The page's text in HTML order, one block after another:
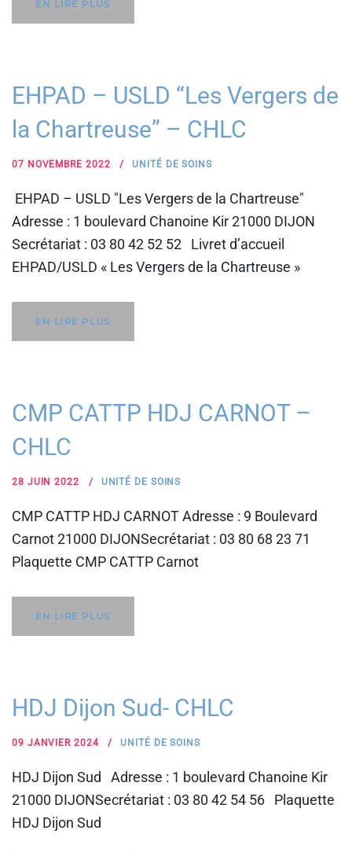
EN LIRE PLUS
EHPAD – USLD “Les Vergers de
la Chartreuse” – CHLC
07 NOVEMBRE 2022 UNITÉ DE SOINS
EHPAD – USLD "Les Vergers de la Chartreuse"
Adresse : 1 boulevard Chanoine Kir 21000 DIJON
Secrétariat : 03 80 42 52 52 Livret d’accueil
EHPAD/USLD « Les Vergers de la Chartreuse »
EN LIRE PLUS
CMP CATTP HDJ CARNOT –
CHLC
28 JUIN 2022 UNITÉ DE SOINS
CMP CATTP HDJ CARNOT Adresse : 9 Boulevard
Carnot 21000 DIJONSecrétariat : 03 80 68 23 71
Plaquette CMP CATTP Carnot
EN LIRE PLUS
HDJ Dijon Sud- CHLC
09 JANVIER 2024 UNITÉ DE SOINS
HDJ Dijon Sud Adresse : 1 boulevard Chanoine Kir
21000 DIJONSecrétariat : 03 80 42 54 56 Plaquette
HDJ Dijon Sud